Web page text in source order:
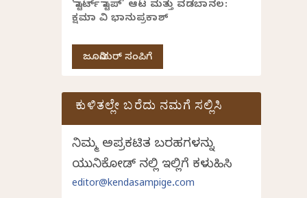
‘ಸ್ಟಾರ್ಟ್ ಸ್ಟಾಪ್’ ಆಟ ಮತ್ತು ವಡಬಾನಲ:
ಕ್ಷಮಾ ವಿ ಭಾನುಪ್ರಕಾಶ್
ಜೂನಿಯರ್ ಸಂಪಿಗೆ
ಕುಳಿತಲ್ಲೇ ಬರೆದು ನಮಗೆ ಸಲ್ಲಿಸಿ
ನಿಮ್ಮ ಅಪ್ರಕಟಿತ ಬರಹಗಳನ್ನು
ಯುನಿಕೋಡ್ ನಲ್ಲಿ ಇಲ್ಲಿಗೆ ಕಳುಹಿಸಿ
editor@kendasampige.com